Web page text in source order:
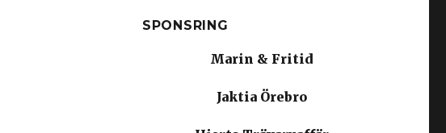
SPONSRING
Marin & Fritid
Jaktia Örebro